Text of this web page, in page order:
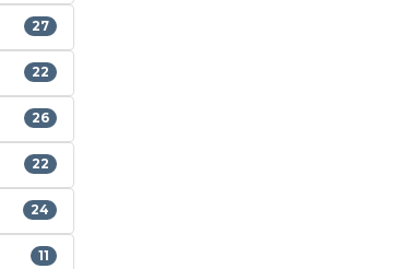
27
22
26
22
24
11